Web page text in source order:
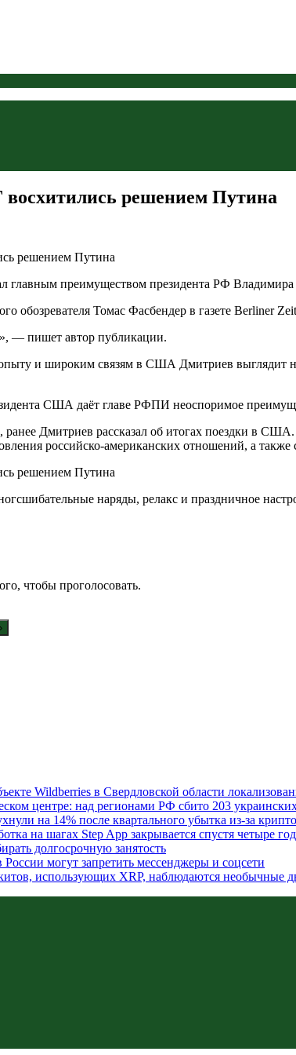
решением Путина
преимуществом президента РФ Владимира
обозревателя Томас Фасбендер в газете
— пишет автор публикации.
и широким связям в США Дмитриев выглядит
США даёт главе РФПИ неоспоримое
Дмитриев рассказал об итогах поездки в
российско-американских отношений, а
наряды, релакс и праздничное
чтобы проголосовать.
Wildberries в Свердловской области
центре: над регионами РФ сбито 203
на 14% после квартального убытка из-за
на шагах Step App закрывается спустя четыре
долгосрочную занятость
могут запретить мессенджеры и соцсети
использующих XRP, наблюдаются необычные